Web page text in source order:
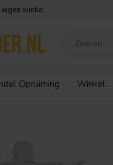
winkel
Opruiming Winkel